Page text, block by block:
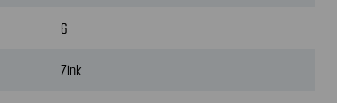
6
Zink